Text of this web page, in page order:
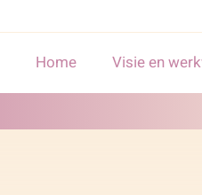
Home Visie en